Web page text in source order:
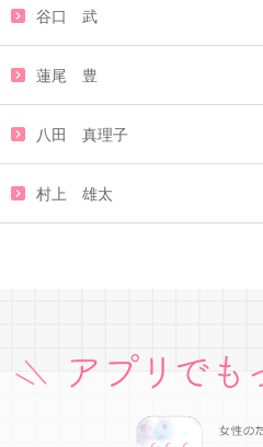
谷口 武
蓮尾 豊
八田 真理子
村上 雄太